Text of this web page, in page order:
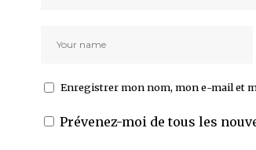
Enregistrer mon nom, mon e-mail et
Prévenez-moi de tous les